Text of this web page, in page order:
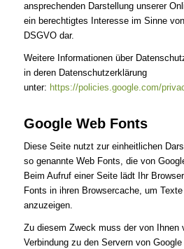
ansprechenden Darstellung unserer
ein berechtigtes Interesse im Sinne
DSGVO dar.
Weitere Informationen über
in deren Datenschutzerklärung
unter: https://policies.google.com/
Google Web Fonts
Diese Seite nutzt zur einheitlichen
so genannte Web Fonts, die von
Beim Aufruf einer Seite lädt Ihr
Fonts in ihren Browsercache, um
anzuzeigen.
Zu diesem Zweck muss der von Ihnen
Verbindung zu den Servern von